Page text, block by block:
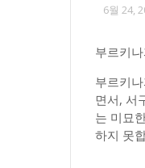
6월 24,
부르키
부르키
면서, 서
는 미묘
하지 못